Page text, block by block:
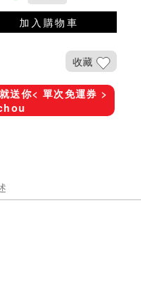
加入購物車
收藏
送你< 單次免運券 >